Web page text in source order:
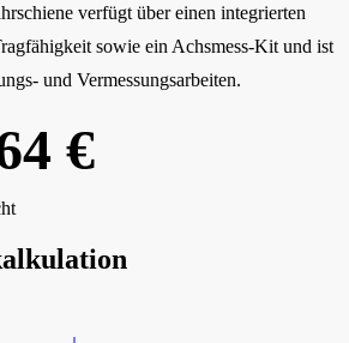
verfügt über einen integrierten
sowie ein Achsmess-Kit und ist
und Vermessungsarbeiten.
€